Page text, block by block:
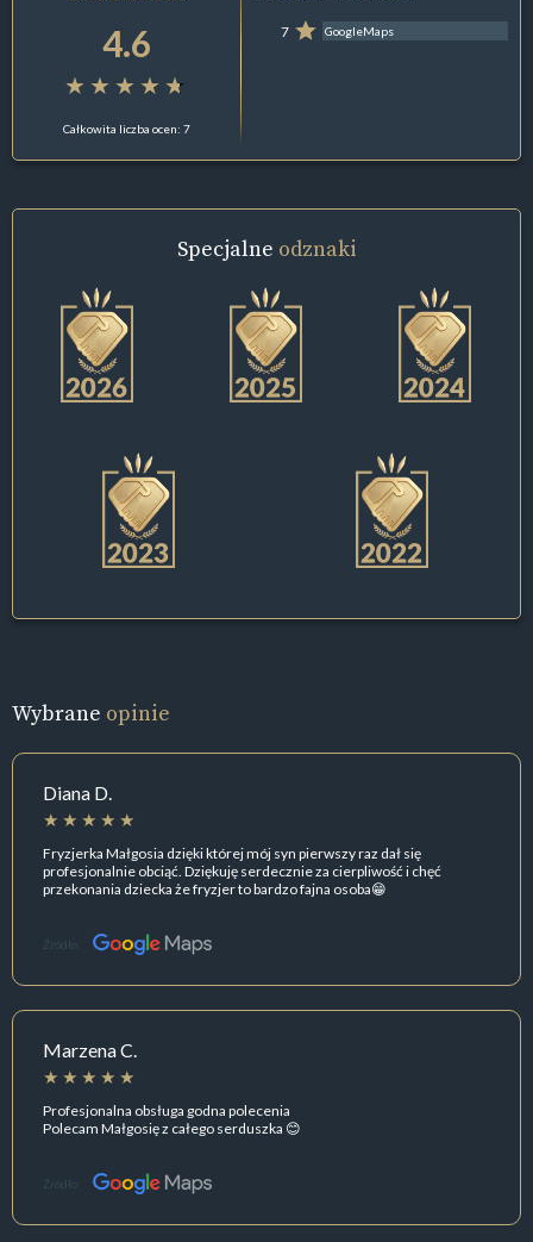
4.6
Całkowita liczba ocen: 7
7 GoogleMaps
Specjalne odznaki
Wybrane opinie
Diana D.
Fryzjerka Małgosia dzięki której mój syn pierwszy raz dał się
profesjonalnie obciąć. Dziękuję serdecznie za cierpliwość i chęć
przekonania dziecka że fryzjer to bardzo fajna osoba😁
Źródło:
Marzena C.
Profesjonalna obsługa godna polecenia
Polecam Małgosię z całego serduszka 😊
Źródło: